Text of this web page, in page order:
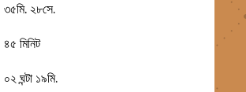
৩৫মি. ২৮সে.
৪৫ মিনিট
০২ ঘন্টা ১৯মি.